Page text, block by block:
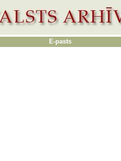
E-pasts